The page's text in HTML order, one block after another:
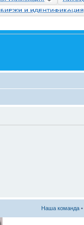
Наша команда •